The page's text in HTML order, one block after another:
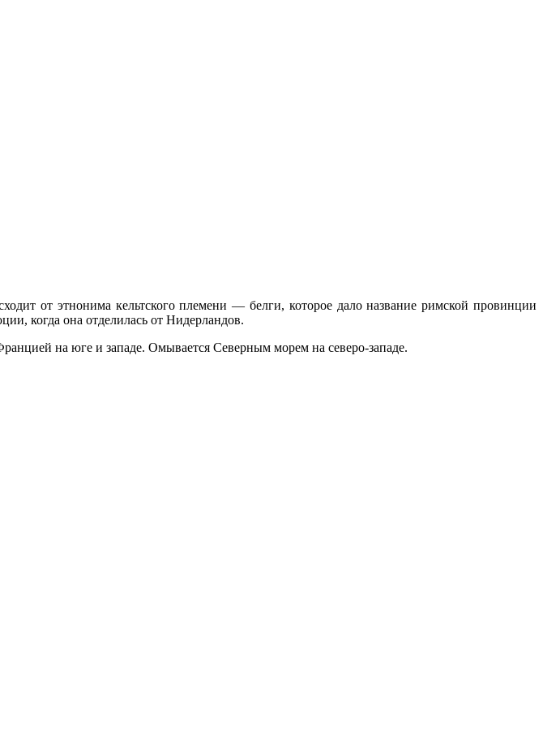
детские клипы, интересные факты о мультфильмах и про персонажей
от этнонима кельтского племени — белги, которое дало название римской провинции
когда она отделилась от Нидерландов.
на юге и западе. Омывается Северным морем на северо-западе.